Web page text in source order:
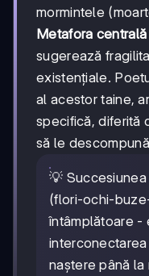
mormintele
Metafora centrală
sugerează
existențiale.
al acestor taine,
specifică, diferită
să le
💡
(flori-ochi-
întâmplătoare -
naștere până la